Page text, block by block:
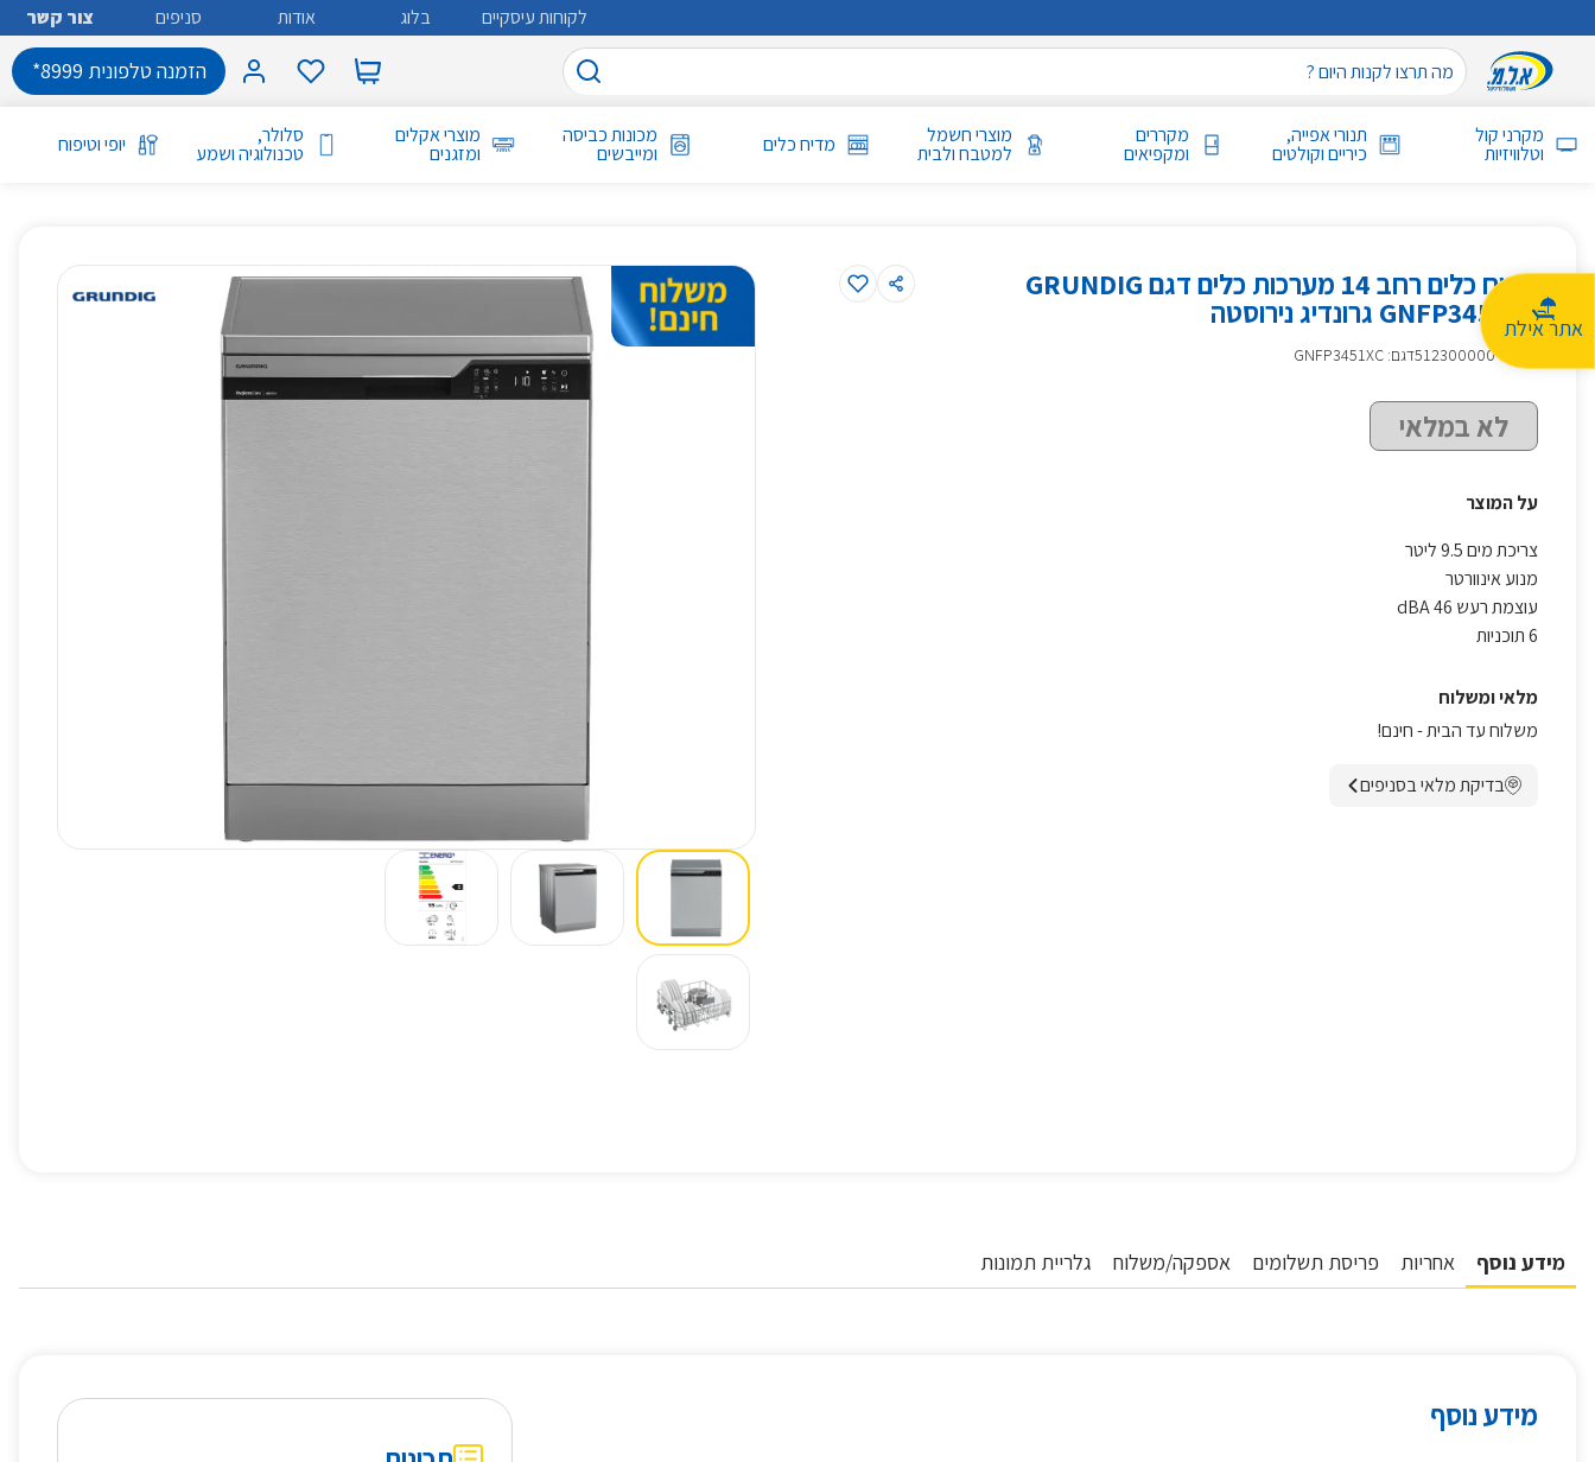
אתר אילת
לקוחות עיסקיים בלוג אודות סניפים צור קשר
הזמנה טלפונית 8999*
מקרני קול
וטלוויזיות
תנורי אפייה,
כיריים וקולטים
מקררים
ומקפיאים
מוצרי חשמל
למטבח ולבית מדיח כלים מכונות כביסה
ומייבשים
מוצרי אקלים
ומזגנים
סלולר,
טכנולוגיה ושמע יופי וטיפוח
מדיח כלים רחב 14 מערכות כלים דגם GRUNDIG
GNFP3451XC גרונדיג נירוסטה
:
512300000דגם: GNFP3451XC
לא במלאי
על המוצר
צריכת מים 9.5 ליטר
מנוע אינוורטר
עוצמת רעש 46 dBA
6 תוכניות
מלאי ומשלוח
משלוח עד הבית - חינם!
בדיקת מלאי בסניפים
מידע נוסף אחריות פריסת תשלומים אספקה/משלוח גלריית תמונות
מידע נוסף